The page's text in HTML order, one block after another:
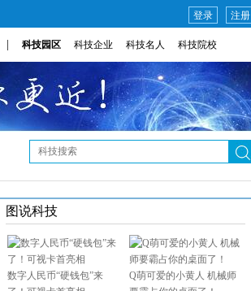
注册
登录
科技园区 科技企业 科技名人 科技院校
图说科技
数字人民币“硬钱包”来
Q萌可爱的小黄人 机械师